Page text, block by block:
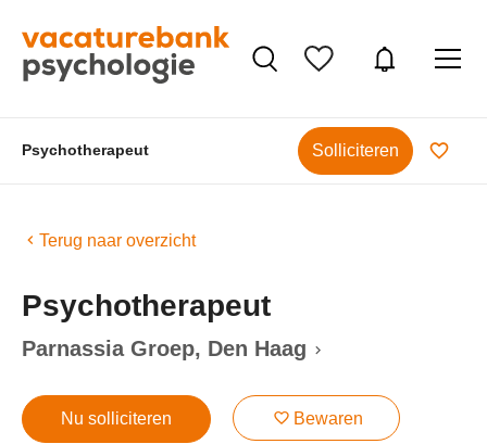
Psychotherapeut Solliciteren
Terug naar overzicht
Psychotherapeut
Parnassia Groep, Den Haag
Nu solliciteren Bewaren